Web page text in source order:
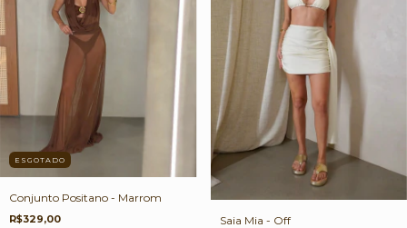
ESGOTADO
Conjunto Positano - Marrom
R$329,00 Saia Mia - Off